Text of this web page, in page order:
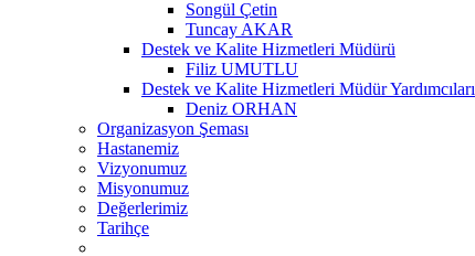
Songül Çetin
Tuncay AKAR
Destek ve Kalite Hizmetleri Müdürü
Filiz UMUTLU
Destek ve Kalite Hizmetleri Müdür Yardımcıları
Deniz ORHAN
Organizasyon Şeması
Hastanemiz
Vizyonumuz
Misyonumuz
Değerlerimiz
Tarihçe